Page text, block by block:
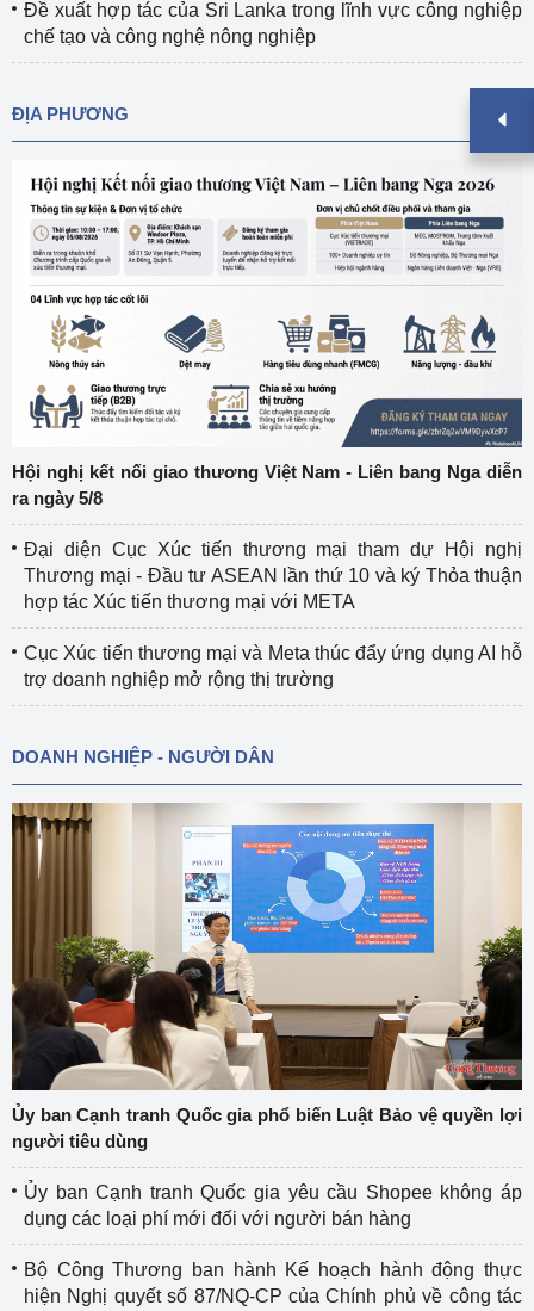
Đề xuất hợp tác của Sri Lanka trong lĩnh vực công nghiệp
chế tạo và công nghệ nông nghiệp
ĐỊA PHƯƠNG
Hội nghị kết nối giao thương Việt Nam - Liên bang Nga diễn
ra ngày 5/8
Đại diện Cục Xúc tiến thương mại tham dự Hội nghị
Thương mại - Đầu tư ASEAN lần thứ 10 và ký Thỏa thuận
hợp tác Xúc tiến thương mại với META
Cục Xúc tiến thương mại và Meta thúc đẩy ứng dụng AI hỗ
trợ doanh nghiệp mở rộng thị trường
DOANH NGHIỆP - NGƯỜI DÂN
Ủy ban Cạnh tranh Quốc gia phổ biến Luật Bảo vệ quyền lợi
người tiêu dùng
Ủy ban Cạnh tranh Quốc gia yêu cầu Shopee không áp
dụng các loại phí mới đối với người bán hàng
Bộ Công Thương ban hành Kế hoạch hành động thực
hiện Nghị quyết số 87/NQ-CP của Chính phủ về công tác